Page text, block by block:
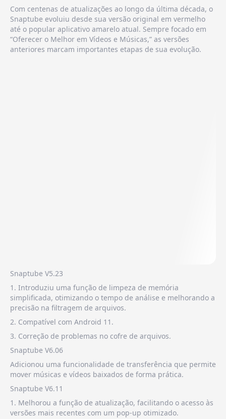
Com centenas de atualizações ao longo da última década, o
Snaptube evoluiu desde sua versão original em vermelho
até o popular aplicativo amarelo atual. Sempre focado em
“Oferecer o Melhor em Vídeos e Músicas,” as versões
anteriores marcam importantes etapas de sua evolução.
Snaptube V5.23
1. Introduziu uma função de limpeza de memória
simplificada, otimizando o tempo de análise e melhorando a
precisão na filtragem de arquivos.
2. Compatível com Android 11.
3. Correção de problemas no cofre de arquivos.
Snaptube V6.06
Adicionou uma funcionalidade de transferência que permite
mover músicas e vídeos baixados de forma prática.
Snaptube V6.11
1. Melhorou a função de atualização, facilitando o acesso às
versões mais recentes com um pop-up otimizado.